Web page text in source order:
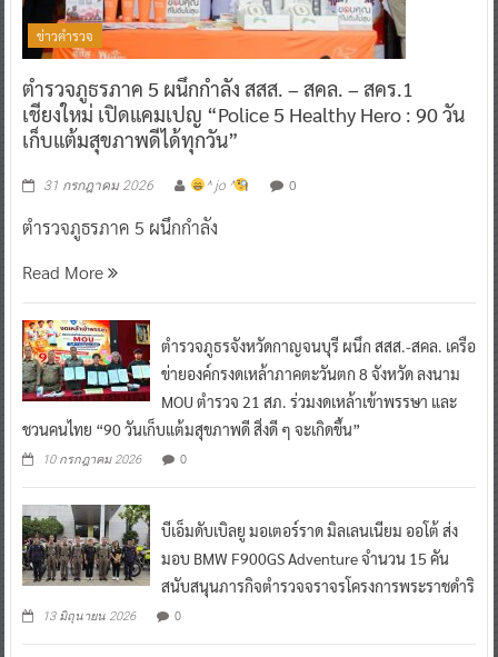
ข่าวตำรวจ
ตำรวจภูธรภาค 5 ผนึกกำลัง สสส. – สคล. – สคร.1
เชียงใหม่ เปิดแคมเปญ “Police 5 Healthy Hero : 90 วัน
เก็บแต้มสุขภาพดีได้ทุกวัน”
31 กรกฎาคม 2026 ^ jo ^ 0
ตำรวจภูธรภาค 5 ผนึกกำลัง
Read More
ตำรวจภูธรจังหวัดกาญจนบุรี ผนึก สสส.-สคล. เครือ
ข่ายองค์กรงดเหล้าภาคตะวันตก 8 จังหวัด ลงนาม
MOU ตำรวจ 21 สภ. ร่วมงดเหล้าเข้าพรรษา และ
ชวนคนไทย “90 วันเก็บแต้มสุขภาพดี สิ่งดี ๆ จะเกิดขึ้น”
10 กรกฎาคม 2026 0
บีเอ็มดับเบิลยู มอเตอร์ราด มิลเลนเนียม ออโต้ ส่ง
มอบ BMW F900GS Adventure จำนวน 15 คัน
สนับสนุนภารกิจตำรวจจราจรโครงการพระราชดำริ
13 มิถุนายน 2026 0